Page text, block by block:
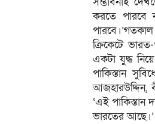
করতে পারবে
ক্রিকেটে
একটা যুদ্ধ
পাকিস্তান
আজহারউদ্দিন,
‘এই
ভারতের আছে।’